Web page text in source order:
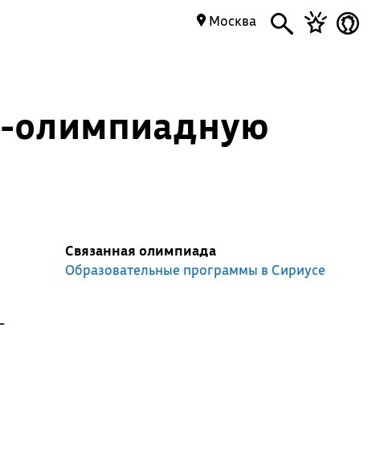
Москва
олимпиадную
Связанная олимпиада
Образовательные программы в Сириусе